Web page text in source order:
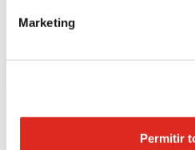
Marketing
Permitir